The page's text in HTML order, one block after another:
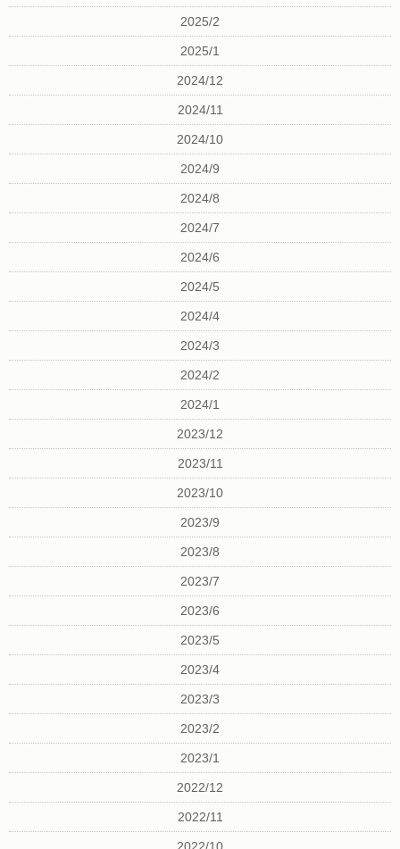
2025/2
2025/1
2024/12
2024/11
2024/10
2024/9
2024/8
2024/7
2024/6
2024/5
2024/4
2024/3
2024/2
2024/1
2023/12
2023/11
2023/10
2023/9
2023/8
2023/7
2023/6
2023/5
2023/4
2023/3
2023/2
2023/1
2022/12
2022/11